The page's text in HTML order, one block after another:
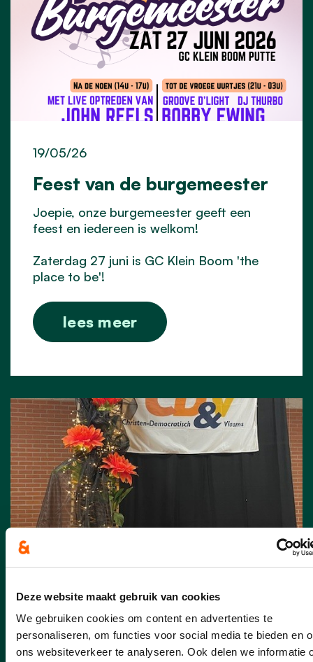
Deze website maakt gebruik van cookies
We gebruiken cookies om content en advertenties te
personaliseren, om functies voor social media te bieden en
ons websiteverkeer te analyseren. Ook delen we informatie
Feest van de burgemeester
19/05/26
Joepie, onze burgemeester geeft een
feest en iedereen is welkom!
Zaterdag 27 juni is GC Klein Boom 'the
place to be'!
lees meer
Nieuwjaarsreceptie
19/01/26
Zondag 18 januari - Zon , gezelligheid